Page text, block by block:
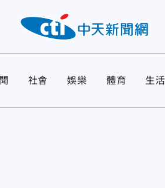
社會 娛樂 體育 生活